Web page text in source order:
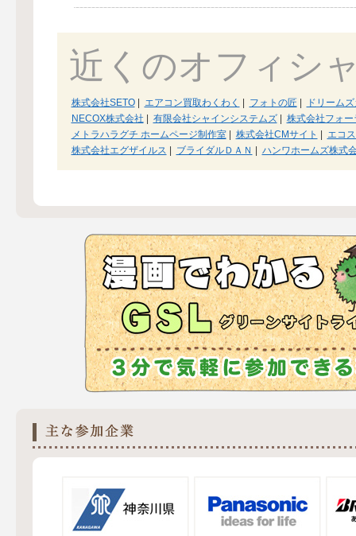
近くのオフィシ
株式会社SETO| エアコン買取わくわく | フォトの匠|
ドリーム
NECOX株式会社 | 有限会社シャインシステムズ| 株式会社フォ
メトラハラグチ ホームページ制作室| 株式会社CMサイト | エコ
株式会社エグザイルス | ブライダルＤＡＮ | ハンワホームズ株式